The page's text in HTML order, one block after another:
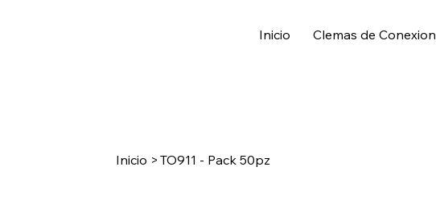
Inicio Clemas de Conexion
Inicio > TO911 - Pack 50pz